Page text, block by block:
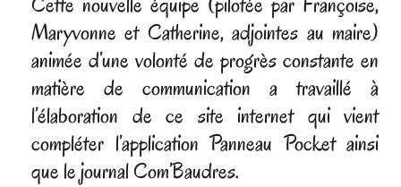
Maryvonne et Catherine, adjointes au maire)
animée d’une volonté de progrès constante en
matière de communication a travaillé à
l’élaboration de ce site internet qui vient
compléter l’application Panneau Pocket ainsi
que le journal Com’Baudres.